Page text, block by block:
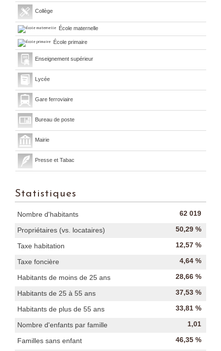
Collège
École maternelle
École primaire
Enseignement supérieur
Lycée
Gare ferroviaire
Bureau de poste
Mairie
Presse et Tabac
Statistiques
Nombre d'habitants 62 019
Propriétaires (vs. locataires) 50,29 %
Taxe habitation 12,57 %
Taxe foncière 4,64 %
Habitants de moins de 25 ans 28,66 %
Habitants de 25 à 55 ans 37,53 %
Habitants de plus de 55 ans 33,81 %
Nombre d'enfants par famille 1,01
Familles sans enfant 46,35 %